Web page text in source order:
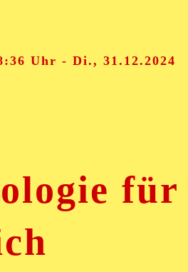
Uhr - Di., 31.12.2024
für